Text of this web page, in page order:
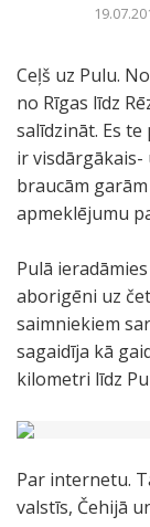
Ceļš uz Pulu.
no Rīgas līdz
salīdzināt. Es
ir visdārgākais-
braucām
apmeklējumu
Pulā
aborigēni uz
saimniekiem
sagaidīja kā
kilometri līdz
Par internetu.
valstīs, Čehijā